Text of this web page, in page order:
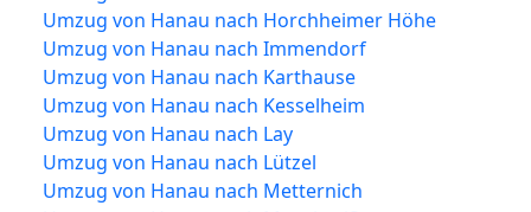
Umzug von Hanau nach Horchheimer Höhe
Umzug von Hanau nach Immendorf
Umzug von Hanau nach Karthause
Umzug von Hanau nach Kesselheim
Umzug von Hanau nach Lay
Umzug von Hanau nach Lützel
Umzug von Hanau nach Metternich